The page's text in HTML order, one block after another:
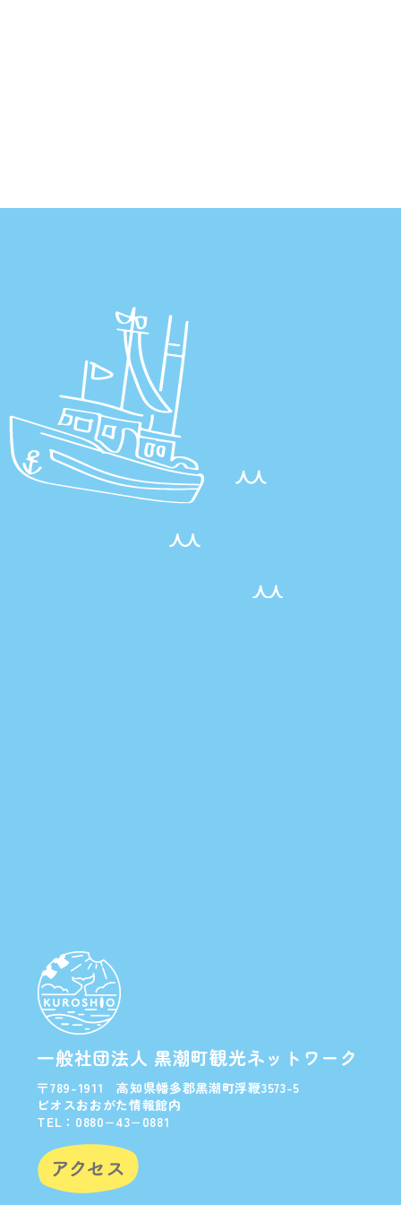
一般社団法人 黒潮町観光ネットワーク
〒789-1911 高知県幡多郡黒潮町浮鞭3573-5
ビオスおおがた情報館内
TEL：0880−43−0881